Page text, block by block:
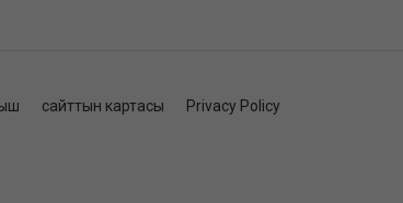
сайттын картасы Privacy Policy